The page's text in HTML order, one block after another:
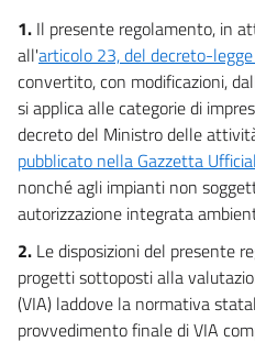
1. Il presente regolamento, in
all'articolo 23, del decreto-
convertito, con modificazioni,
si applica alle categorie di
decreto del Ministro delle
pubblicato nella Gazzetta
nonché agli impianti non
autorizzazione integrata
2. Le disposizioni del presente
progetti sottoposti alla
(VIA) laddove la normativa
provvedimento finale di VIA